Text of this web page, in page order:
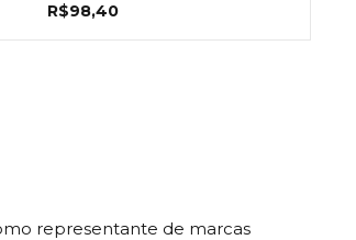
R$98,40
representante de marcas